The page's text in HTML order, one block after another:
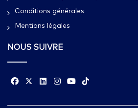
Conditions générales
Mentions légales
NOUS SUIVRE